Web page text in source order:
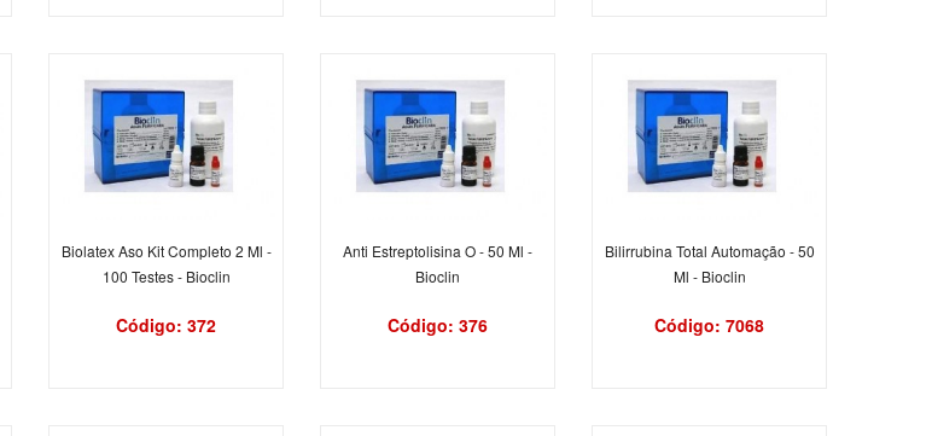
Biolatex Aso Kit Completo 2 Ml -
100 Testes - Bioclin
Código: 372
Anti Estreptolisina O - 50 Ml -
Bioclin
Código: 376
Bilirrubina Total Automação - 50
Ml - Bioclin
Código: 7068